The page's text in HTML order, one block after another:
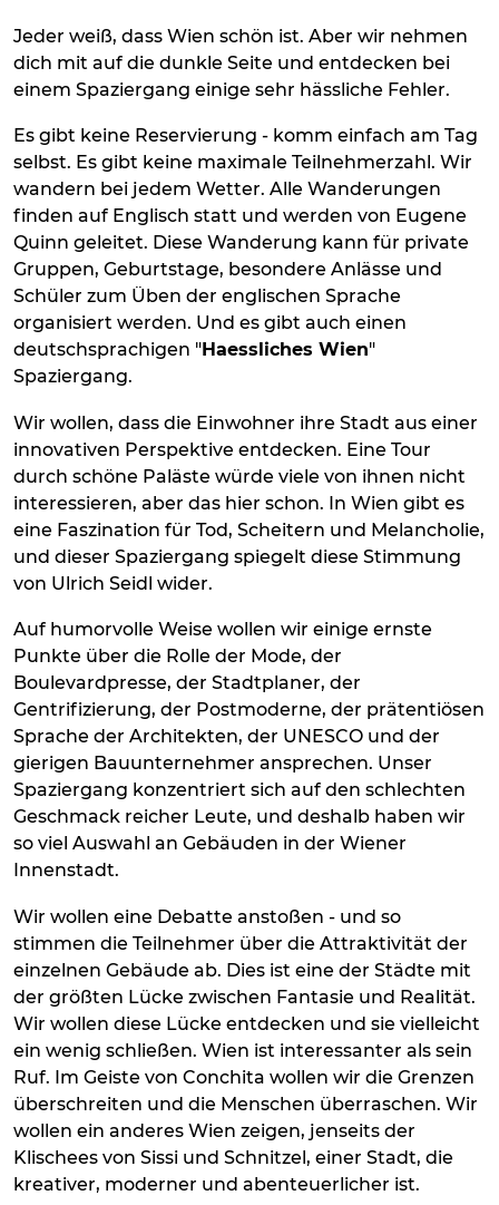
Jeder weiß, dass Wien schön ist. Aber wir nehmen
dich mit auf die dunkle Seite und entdecken bei
einem Spaziergang einige sehr hässliche Fehler.
Es gibt keine Reservierung - komm einfach am Tag
selbst. Es gibt keine maximale Teilnehmerzahl. Wir
wandern bei jedem Wetter. Alle Wanderungen
finden auf Englisch statt und werden von Eugene
Quinn geleitet. Diese Wanderung kann für private
Gruppen, Geburtstage, besondere Anlässe und
Schüler zum Üben der englischen Sprache
organisiert werden. Und es gibt auch einen
deutschsprachigen " Haessliches Wien"
Spaziergang.
Wir wollen, dass die Einwohner ihre Stadt aus einer
innovativen Perspektive entdecken. Eine Tour
durch schöne Paläste würde viele von ihnen nicht
interessieren, aber das hier schon. In Wien gibt es
eine Faszination für Tod, Scheitern und Melancholie,
und dieser Spaziergang spiegelt diese Stimmung
von Ulrich Seidl wider.
Auf humorvolle Weise wollen wir einige ernste
Punkte über die Rolle der Mode, der
Boulevardpresse, der Stadtplaner, der
Gentrifizierung, der Postmoderne, der prätentiösen
Sprache der Architekten, der UNESCO und der
gierigen Bauunternehmer ansprechen. Unser
Spaziergang konzentriert sich auf den schlechten
Geschmack reicher Leute, und deshalb haben wir
so viel Auswahl an Gebäuden in der Wiener
Innenstadt.
Wir wollen eine Debatte anstoßen - und so
stimmen die Teilnehmer über die Attraktivität der
einzelnen Gebäude ab. Dies ist eine der Städte mit
der größten Lücke zwischen Fantasie und Realität.
Wir wollen diese Lücke entdecken und sie vielleicht
ein wenig schließen. Wien ist interessanter als sein
Ruf. Im Geiste von Conchita wollen wir die Grenzen
überschreiten und die Menschen überraschen. Wir
wollen ein anderes Wien zeigen, jenseits der
Klischees von Sissi und Schnitzel, einer Stadt, die
kreativer, moderner und abenteuerlicher ist.